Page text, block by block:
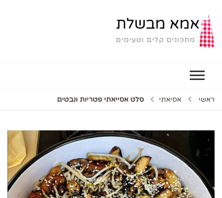
אמא מבשלת
מתכונים קלים וטעימים
ראשי אסיאתי סלט אסייאתי פטריות ונבטים